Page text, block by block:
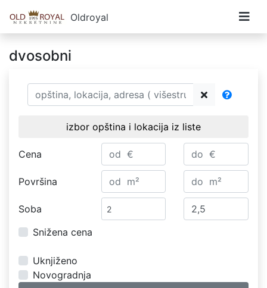
Oldroyal
dvosobni
izbor opština i lokacija iz liste
Cena
Površina
Soba
Snižena cena
Uknjiženo
Novogradnja